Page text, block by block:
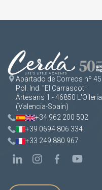
Apartado de Correos nº 45
Pol. Ind. "El Carrascot"
Artesans 1 - 46850 L'Olleria
(Valencia-Spain)
+34 962 200 502
+39 0694 806 334
+33 249 880 967